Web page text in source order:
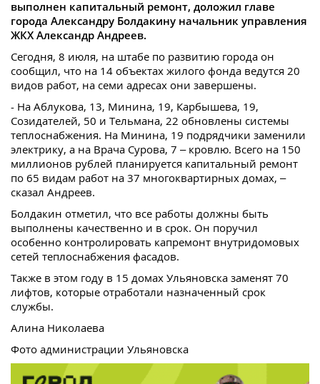
выполнен капитальный ремонт, доложил главе
города Александру Болдакину начальник управления
ЖКХ Александр Андреев.
Сегодня, 8 июля, на штабе по развитию города он
сообщил, что на 14 объектах жилого фонда ведутся 20
видов работ, на семи адресах они завершены.
- На Аблукова, 13, Минина, 19, Карбышева, 19,
Созидателей, 50 и Тельмана, 22 обновлены системы
теплоснабжения. На Минина, 19 подрядчики заменили
электрику, а на Врача Сурова, 7 – кровлю. Всего на 150
миллионов рублей планируется капитальный ремонт
по 65 видам работ на 37 многоквартирных домах, –
сказал Андреев.
Болдакин отметил, что все работы должны быть
выполнены качественно и в срок. Он поручил
особенно контролировать капремонт внутридомовых
сетей теплоснабжения фасадов.
Также в этом году в 15 домах Ульяновска заменят 70
лифтов, которые отработали назначенный срок
службы.
Алина Николаева
Фото администрации Ульяновска